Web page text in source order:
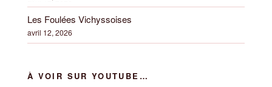
Les Foulées Vichyssoises
avril 12, 2026
À VOIR SUR YOUTUBE…